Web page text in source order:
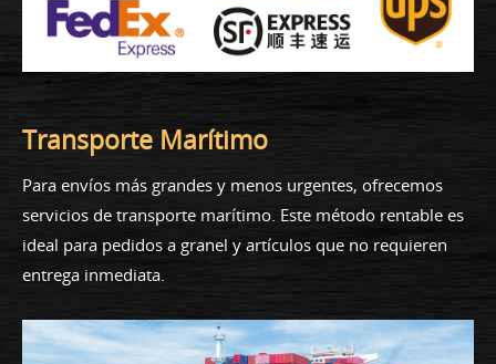
Transporte Marítimo
Para envíos más grandes y menos urgentes, ofrecemos
servicios de transporte marítimo. Este método rentable es
ideal para pedidos a granel y artículos que no requieren
entrega inmediata.